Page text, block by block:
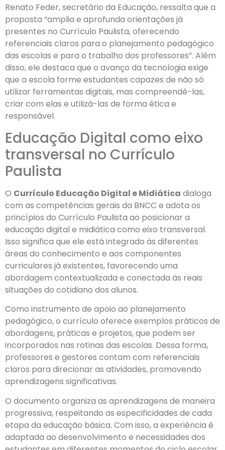
Renato Feder, secretário da Educação, ressalta que a
proposta “amplia e aprofunda orientações já
presentes no Currículo Paulista, oferecendo
referenciais claros para o planejamento pedagógico
das escolas e para o trabalho dos professores”. Além
disso, ele destaca que o avanço da tecnologia exige
que a escola forme estudantes capazes de não só
utilizar ferramentas digitais, mas compreendê-las,
criar com elas e utilizá-las de forma ética e
responsável.
Educação Digital como eixo
transversal no Currículo
Paulista
O Currículo Educação Digital e Midiática dialoga
com as competências gerais da BNCC e adota os
princípios do Currículo Paulista ao posicionar a
educação digital e midiática como eixo transversal.
Isso significa que ele está integrado às diferentes
áreas do conhecimento e aos componentes
curriculares já existentes, favorecendo uma
abordagem contextualizada e conectada às reais
situações do cotidiano dos alunos.
Como instrumento de apoio ao planejamento
pedagógico, o currículo oferece exemplos práticos de
abordagens, práticas e projetos, que podem ser
incorporados nas rotinas das escolas. Dessa forma,
professores e gestores contam com referenciais
claros para direcionar as atividades, promovendo
aprendizagens significativas.
O documento organiza as aprendizagens de maneira
progressiva, respeitando as especificidades de cada
etapa da educação básica. Com isso, a experiência é
adaptada ao desenvolvimento e necessidades dos